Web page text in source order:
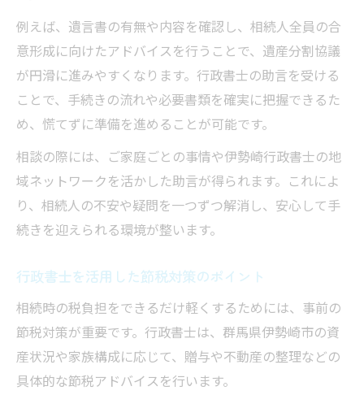
例えば、遺言書の有無や内容を確認し、相続人全員の合
意形成に向けたアドバイスを行うことで、遺産分割協議
が円滑に進みやすくなります。行政書士の助言を受ける
ことで、手続きの流れや必要書類を確実に把握できるた
め、慌てずに準備を進めることが可能です。
相談の際には、ご家庭ごとの事情や伊勢崎行政書士の地
域ネットワークを活かした助言が得られます。これによ
り、相続人の不安や疑問を一つずつ解消し、安心して手
続きを迎えられる環境が整います。
行政書士を活用した節税対策のポイント
相続時の税負担をできるだけ軽くするためには、事前の
節税対策が重要です。行政書士は、群馬県伊勢崎市の資
産状況や家族構成に応じて、贈与や不動産の整理などの
具体的な節税アドバイスを行います。